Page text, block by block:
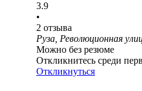
3.9
•
2 отзыва
Руза, Революционная
Можно без резюме
Откликнитесь среди
Откликнуться